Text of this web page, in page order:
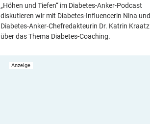
„Höhen und Tiefen“ im Diabetes-Anker-Podcast
diskutieren wir mit Diabetes-Influencerin Nina und
Diabetes-Anker-Chefredakteurin Dr. Katrin Kraatz
über das Thema Diabetes-Coaching.